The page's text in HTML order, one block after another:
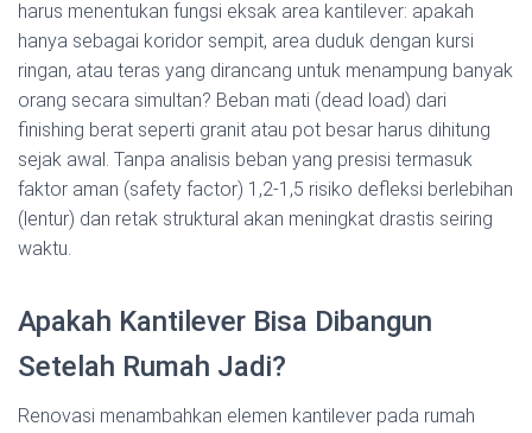
harus menentukan fungsi eksak area kantilever: apakah
hanya sebagai koridor sempit, area duduk dengan kursi
ringan, atau teras yang dirancang untuk menampung banyak
orang secara simultan? Beban mati (dead load) dari
finishing berat seperti granit atau pot besar harus dihitung
sejak awal. Tanpa analisis beban yang presisi termasuk
faktor aman (safety factor) 1,2-1,5 risiko defleksi berlebihan
(lentur) dan retak struktural akan meningkat drastis seiring
waktu.
Apakah Kantilever Bisa Dibangun
Setelah Rumah Jadi?
Renovasi menambahkan elemen kantilever pada rumah